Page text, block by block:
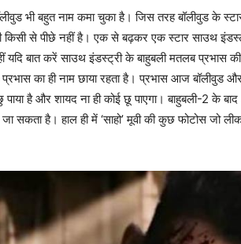
भी बहुत नाम कमा चुका है। जिस तरह बॉलीवुड के
किसी से पीछे नहीं है। एक से बढ़कर एक स्टार साउथ
बात करें साउथ इंडस्ट्री के बाहुबली मतलब प्रभास
प्रभास का ही नाम छाया रहता है। प्रभास आज
है और शायद ना ही कोई छू पाएगा। बाहुबली-2 के
सकता है। हाल ही में ‘साहो’ मूवी की कुछ फोटोस जो